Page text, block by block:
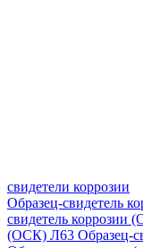
свидетели коррозии
Образец-свидетель
свидетель коррозии
(ОСК) Л63 Образец-